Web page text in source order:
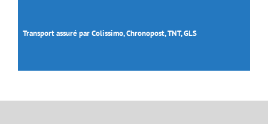
Transport assuré par Colissimo, Chronopost, TNT, GLS